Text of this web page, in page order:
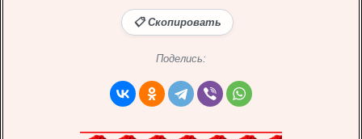
📋 Скопировать
Поделись: